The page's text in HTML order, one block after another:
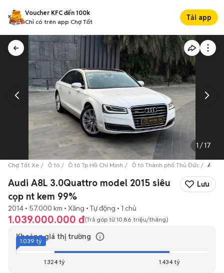
Voucher KFC đến 100k
Chỉ có trên app Chợ Tốt
Tải app
1 /17
Chợ Tốt Xe Ô tô Ô tô Tp Hồ Chí Minh Ô tô Thành phố Thủ Đức Audi
Audi A8L 3.0Quattro model 2015 siêu
cọp nt kem 99%
Lưu
2014 57.000 km Xăng Tự động 1 chủ
1.039.000.000 đ(Trả góp từ10.86 triệu/tháng)
Khoảng giá thị trường
1.324 tỷ 1.434 tỷ
1.039 tỷ